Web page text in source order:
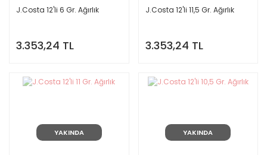
J.Costa 12'li 6 Gr. Ağırlık
3.353,24 TL
J.Costa 12'li 11,5 Gr. Ağırlık
3.353,24 TL
YAKINDA YAKINDA